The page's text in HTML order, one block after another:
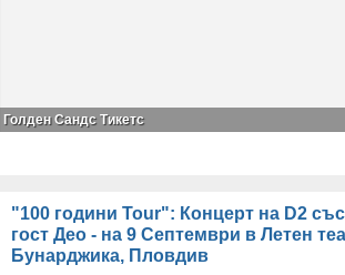
Голден Сандс Тикетс
"100 години Tour": Концерт на D2
гост Део - на 9 Септември в Летен
Бунарджика, Пловдив